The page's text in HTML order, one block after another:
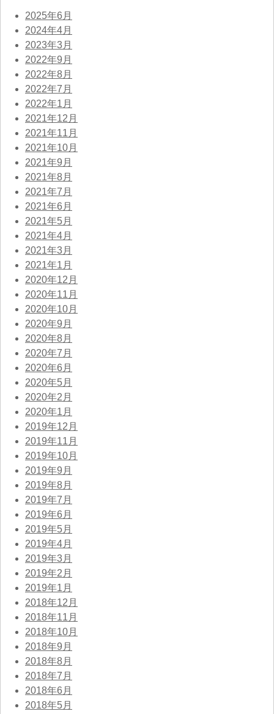
2025年6月
2024年4月
2023年3月
2022年9月
2022年8月
2022年7月
2022年1月
2021年12月
2021年11月
2021年10月
2021年9月
2021年8月
2021年7月
2021年6月
2021年5月
2021年4月
2021年3月
2021年1月
2020年12月
2020年11月
2020年10月
2020年9月
2020年8月
2020年7月
2020年6月
2020年5月
2020年2月
2020年1月
2019年12月
2019年11月
2019年10月
2019年9月
2019年8月
2019年7月
2019年6月
2019年5月
2019年4月
2019年3月
2019年2月
2019年1月
2018年12月
2018年11月
2018年10月
2018年9月
2018年8月
2018年7月
2018年6月
2018年5月